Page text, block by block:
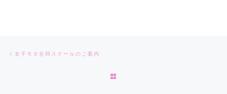
Post navigation
女子モタ合同スクールのご案内